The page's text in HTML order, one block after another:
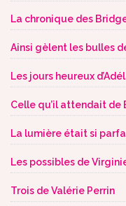
La chronique des
Ainsi gèlent les bulles
Les jours heureux
Celle qu’il attendait
La lumière était si
Les possibles de
Trois de Valérie Perrin